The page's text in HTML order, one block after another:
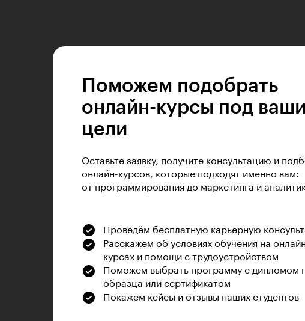
Поможем подобрать
онлайн-курсы под ваши
цели
Оставьте заявку, получите консультацию и
онлайн-курсов, которые подходят именно вам:
от программирования до маркетинга и
Проведём бесплатную карьерную
Расскажем об условиях обучения на
курсах и помощи с трудоустройством
Поможем выбрать программу с дипломом
образца или сертификатом
Покажем кейсы и отзывы наших студентов